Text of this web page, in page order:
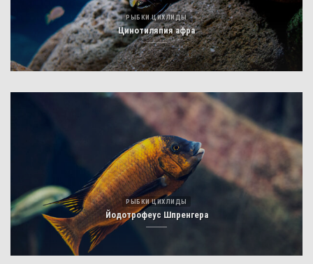
РЫБКИ ЦИХЛИДЫ
Цинотиляпия афра
РЫБКИ ЦИХЛИДЫ
Йодотрофеус Шпренгера